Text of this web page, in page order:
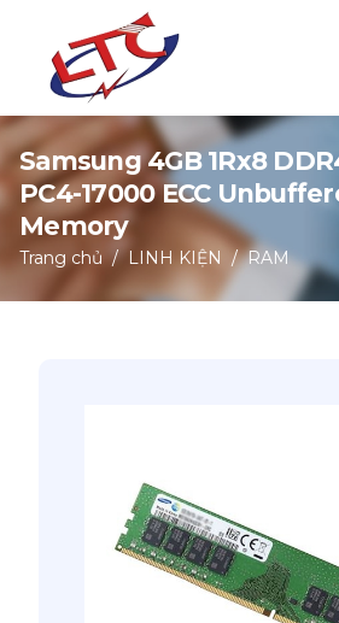
Samsung 4GB 1Rx8
PC4-17000 ECC
Memory
Trang chủ LINH KIỆN RAM